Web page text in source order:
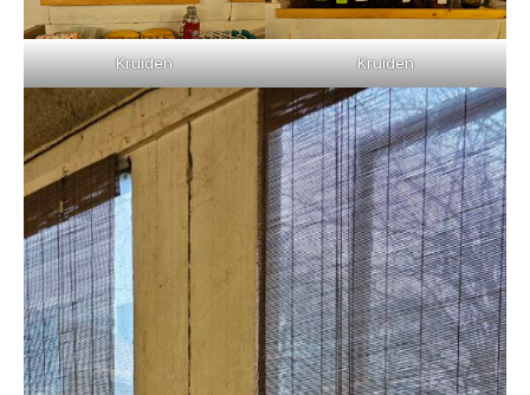
Kruiden Kruiden